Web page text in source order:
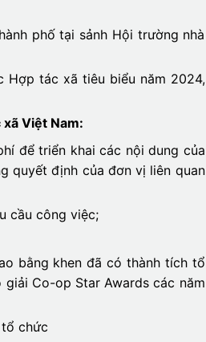
phố tại sảnh Hội trường nhà
Hợp tác xã tiêu biểu năm 2024,
Việt Nam:
để triển khai các nội dung của
quyết định của đơn vị liên quan
cầu công việc;
bằng khen đã có thành tích tổ
Co-op Star Awards các năm
chức